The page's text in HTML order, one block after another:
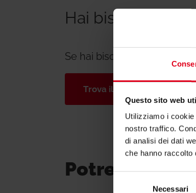
Questo sito web
Utilizziamo i
nostro traffico.
di analisi dei dati
che hanno raccolto
Selezione
Necessari
Hai bisogno di
Se hai bisogno di ulteriori
Trova il consulente di zona
Potrebbero